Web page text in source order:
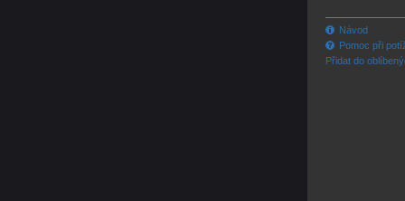
Návod
Pomoc při
Přidat do